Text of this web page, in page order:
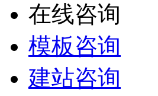
在线咨询
模板咨询
建站咨询